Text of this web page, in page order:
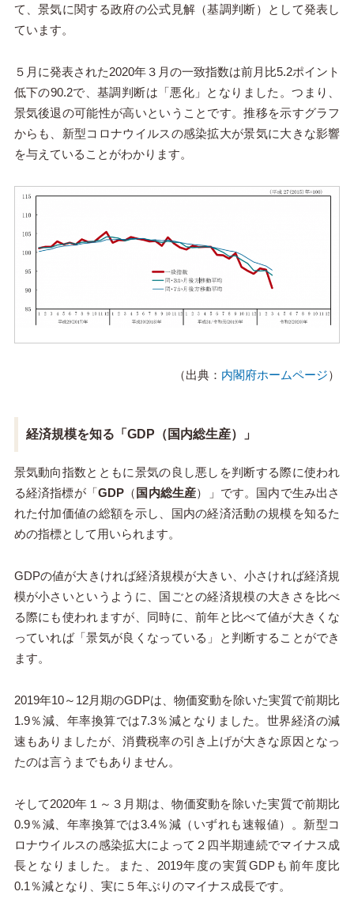
て、景気に関する政府の公式見解（基調判断）として発表し
ています。
５月に発表された2020年３月の一致指数は前月比5.2ポイント
低下の90.2で、基調判断は「悪化」となりました。つまり、
景気後退の可能性が高いということです。推移を示すグラフ
からも、新型コロナウイルスの感染拡大が景気に大きな影響
を与えていることがわかります。
（出典： 内閣府ホームページ）
経済規模を知る「GDP（国内総生産）」
景気動向指数とともに景気の良し悪しを判断する際に使われ
る経済指標が「GDP（ 国内総生産）」です。国内で生み出さ
れた付加価値の総額を示し、国内の経済活動の規模を知るた
めの指標として用いられます。
GDPの値が大きければ経済規模が大きい、小さければ経済規
模が小さいというように、国ごとの経済規模の大きさを比べ
る際にも使われますが、同時に、前年と比べて値が大きくな
っていれば「景気が良くなっている」と判断することができ
ます。
2019年10～12月期のGDPは、物価変動を除いた実質で前期比
1.9％減、年率換算では7.3％減となりました。世界経済の減
速もありましたが、消費税率の引き上げが大きな原因となっ
たのは言うまでもありません。
そして2020年１～３月期は、物価変動を除いた実質で前期比
0.9％減、年率換算では3.4％減（いずれも速報値）。新型コ
ロナウイルスの感染拡大によって２四半期連続でマイナス成
長となりました。また、2019年度の実質GDPも前年度比
0.1％減となり、実に５年ぶりのマイナス成長です。